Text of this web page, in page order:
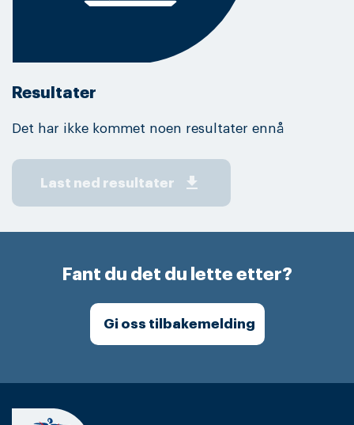
Resultater
Det har ikke kommet noen resultater ennå
Last ned resultater get_app
Fant du det du lette etter?
Gi oss tilbakemelding